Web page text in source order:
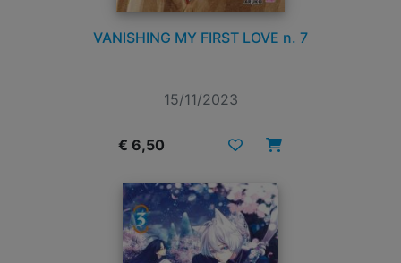
VANISHING MY FIRST LOVE n. 7
15/11/2023
€ 6,50